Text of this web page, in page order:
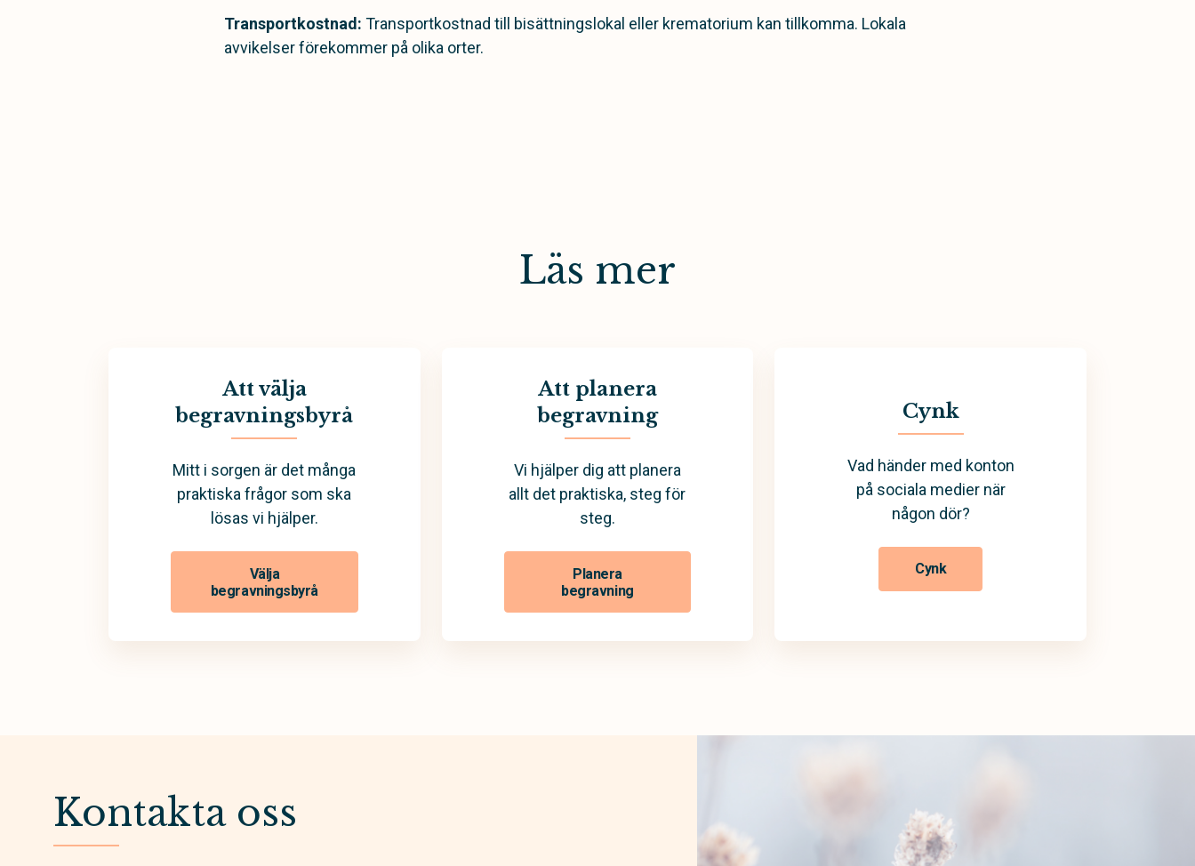
Transportkostnad: Transportkostnad till bisättningslokal eller krematorium kan tillkomma. Lokala
avvikelser förekommer på olika orter.
Läs mer
Att välja
begravningsbyrå
Mitt i sorgen är det många
praktiska frågor som ska
lösas vi hjälper.
Välja
begravningsbyrå
Att planera
begravning
Vi hjälper dig att planera
allt det praktiska, steg för
steg.
Planera
begravning
Cynk
Vad händer med konton
på sociala medier när
någon dör?
Cynk
Kontakta oss